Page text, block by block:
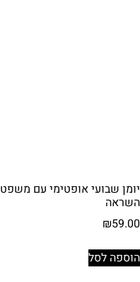
יומן שבועי אופטימי עם משפט
השראה
₪59.00
הוספה לסל